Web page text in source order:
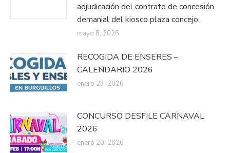
adjudicación del contrato de concesión
demanial del kiosco plaza concejo.
mayo 8, 2026
RECOGIDA DE ENSERES –
CALENDARIO 2026
enero 23, 2026
CONCURSO DESFILE CARNAVAL
2026
enero 20, 2026